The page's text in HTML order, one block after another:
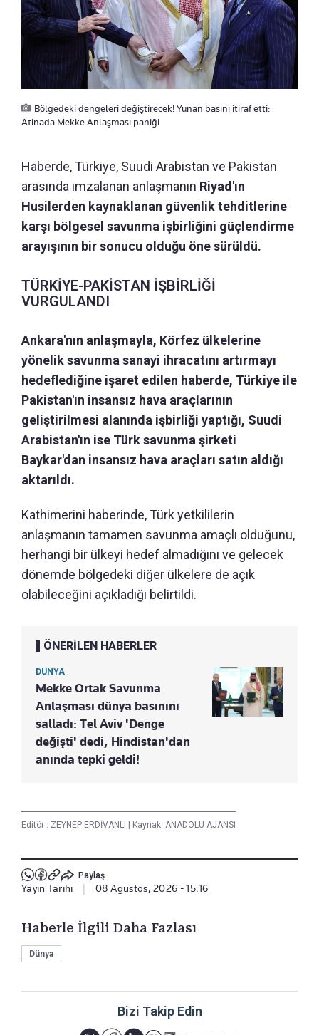
Bölgedeki dengeleri değiştirecek! Yunan basını itiraf etti:
Atinada Mekke Anlaşması paniği
Haberde, Türkiye, Suudi Arabistan ve Pakistan
arasında imzalanan anlaşmanın Riyad'ın
Husilerden kaynaklanan güvenlik tehditlerine
karşı bölgesel savunma işbirliğini güçlendirme
arayışının bir sonucu olduğu öne sürüldü.
TÜRKİYE-PAKİSTAN İŞBİRLİĞİ
VURGULANDI
Ankara'nın anlaşmayla, Körfez ülkelerine
yönelik savunma sanayi ihracatını artırmayı
hedeflediğine işaret edilen haberde, Türkiye ile
Pakistan'ın insansız hava araçlarının
geliştirilmesi alanında işbirliği yaptığı, Suudi
Arabistan'ın ise Türk savunma şirketi
Baykar'dan insansız hava araçları satın aldığı
aktarıldı.
Kathimerini haberinde, Türk yetkililerin
anlaşmanın tamamen savunma amaçlı olduğunu,
herhangi bir ülkeyi hedef almadığını ve gelecek
dönemde bölgedeki diğer ülkelere de açık
olabileceğini açıkladığı belirtildi.
ÖNERİLEN HABERLER
DÜNYA
Mekke Ortak Savunma
Anlaşması dünya basınını
salladı: Tel Aviv 'Denge
değişti' dedi, Hindistan'dan
anında tepki geldi!
Editör : ZEYNEP ERDİVANLI | Kaynak: ANADOLU AJANSI
Paylaş
Yayın Tarihi 08 Ağustos, 2026 - 15:16
Haberle İlgili Daha Fazlası
Dünya
Bizi Takip Edin